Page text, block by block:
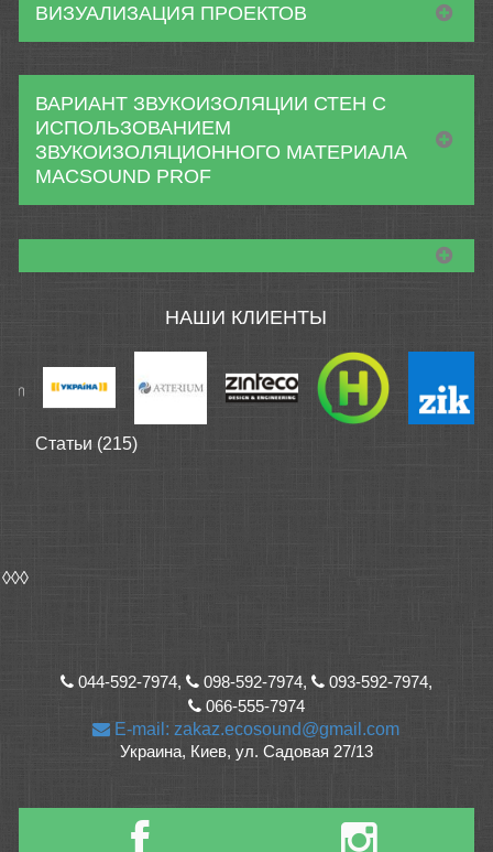
ВИЗУАЛИЗАЦИЯ ПРОЕКТОВ
ВАРИАНТ ЗВУКОИЗОЛЯЦИИ СТЕН С
ИСПОЛЬЗОВАНИЕМ
ЗВУКОИЗОЛЯЦИОННОГО МАТЕРИАЛА
MACSOUND PROF
НАШИ КЛИЕНТЫ
Статьи (215)
◊◊◊
044-592-7974, 098-592-7974,
093-592-7974,
066-555-7974
E-mail: zakaz.ecosound@gmail.com
Украина, Киев, ул. Садовая 27/13